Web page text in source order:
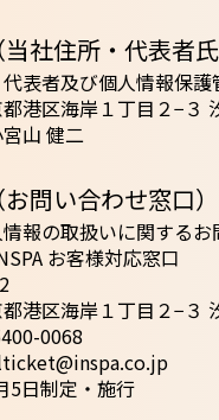
社住所・代表者氏
表者及び個人情報保護
港区海岸１丁目２−３
山 健二
問い合わせ窓口）
報の取扱いに関するお
お客様対応窓口
港区海岸１丁目２−３
0068
5日制定・施行